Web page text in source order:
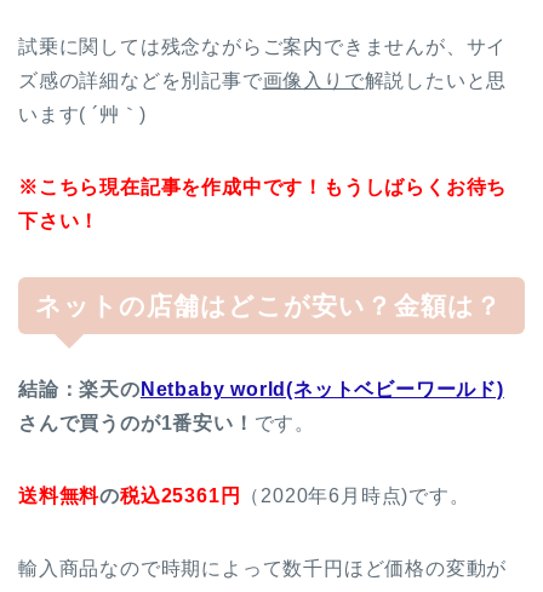
試乗に関しては残念ながらご案内できませんが、サイ
ズ感の詳細などを別記事で画像入りで解説したいと思
います( ´艸｀)
※こちら現在記事を作成中です！もうしばらくお待ち
下さい！
ネットの店舗はどこが安い？金額は？
結論：楽天の Netbaby world(ネットベビーワールド)
さんで買うのが1番安い！ です。
送料無料の税込25361円 （2020年6月時点)です。
輸入商品なので時期によって数千円ほど価格の変動が